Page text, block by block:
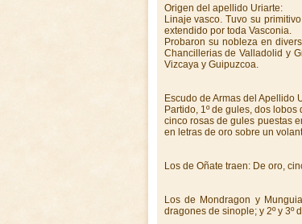
Origen del apellido Uriarte:
Linaje vasco. Tuvo su
extendido por toda Vasconia.
Probaron su nobleza en
Chancillerias de Valladolid y
Vizcaya y Guipuzcoa.
Escudo de Armas del Apellido
Partido, 1º de gules, dos
cinco rosas de gules puestas
en letras de oro sobre un
Los de Oñate traen: De oro,
Los de Mondragon y
dragones de sinople; y 2º y 3º